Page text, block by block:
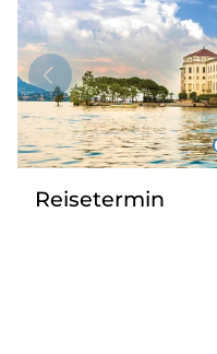
Start
Busreisen
Bus mieten
Gutscheinshop
Über bus dich weg!
Reisetermin